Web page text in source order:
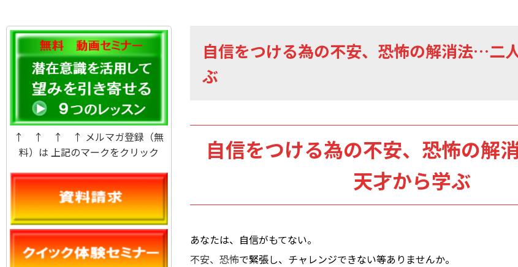
自信をつける為の不安、恐怖の解消法…二
ぶ
自信をつける為の不安、恐怖の解
天才から学ぶ
あなたは、自信がもてない。
不安、恐怖で緊張し、チャレンジできない等ありませんか。
↑ ↑ ↑ ↑ メルマガ登録（無
料）は 上記のマークをクリック